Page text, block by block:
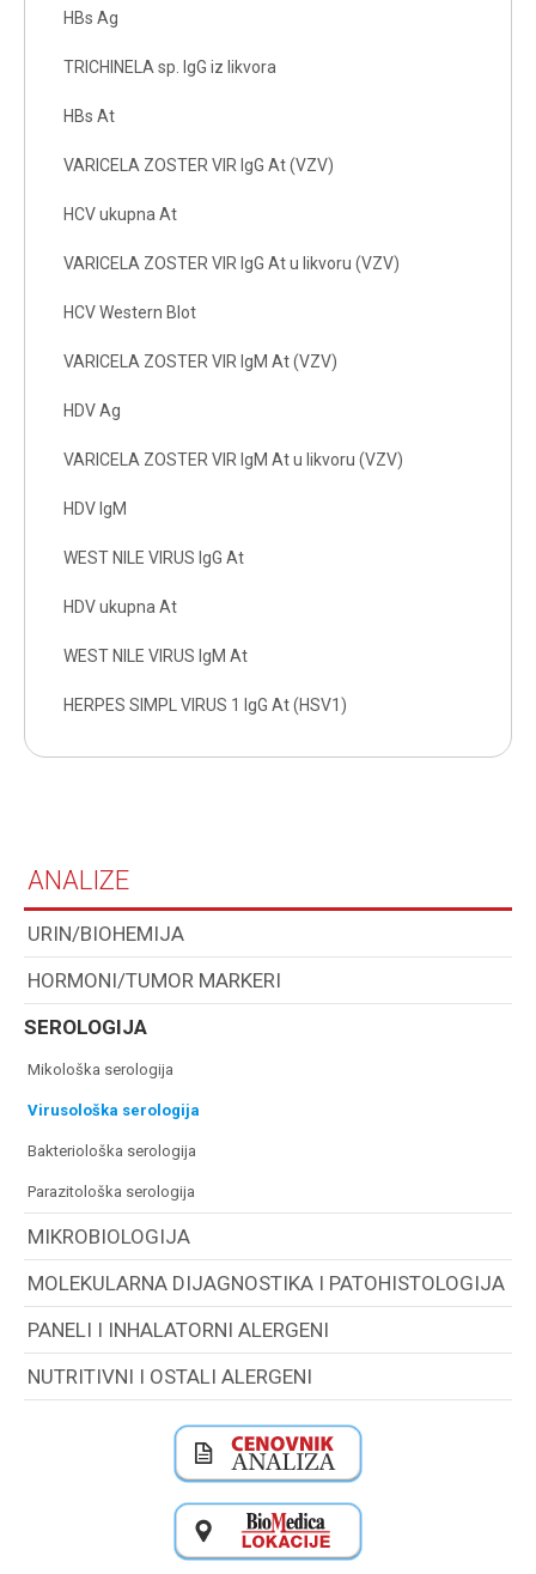
HBs Ag
TRICHINELA sp. IgG iz likvora
HBs At
VARICELA ZOSTER VIR IgG At (VZV)
HCV ukupna At
VARICELA ZOSTER VIR IgG At u likvoru (VZV)
HCV Western Blot
VARICELA ZOSTER VIR IgM At (VZV)
HDV Ag
VARICELA ZOSTER VIR IgM At u likvoru (VZV)
HDV IgM
WEST NILE VIRUS IgG At
HDV ukupna At
WEST NILE VIRUS IgM At
HERPES SIMPL VIRUS 1 IgG At (HSV1)
ANALIZE
URIN/BIOHEMIJA
HORMONI/TUMOR MARKERI
SEROLOGIJA
mikološka serologija
virusološka serologija
bakteriološka serologija
parazitološka serologija
MIKROBIOLOGIJA
MOLEKULARNA DIJAGNOSTIKA I PATOHISTOLOGIJA
PANELI I INHALATORNI ALERGENI
NUTRITIVNI I OSTALI ALERGENI